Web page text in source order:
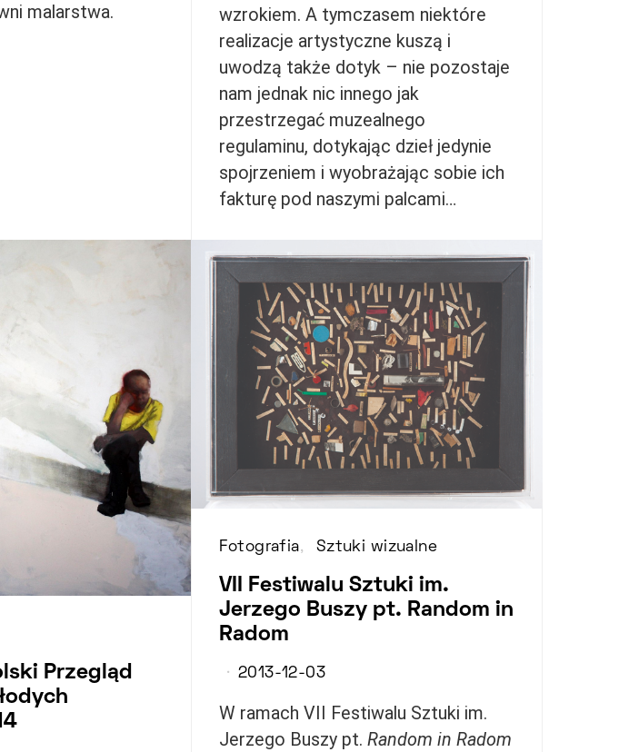
malarstwa.
wzrokiem. A tymczasem niektóre
realizacje artystyczne kuszą i
uwodzą także dotyk – nie pozostaje
nam jednak nic innego jak
przestrzegać muzealnego
regulaminu, dotykając dzieł jedynie
spojrzeniem i wyobrażając sobie ich
fakturę pod naszymi palcami…
Przegląd
Fotografia Sztuki wizualne
VII Festiwalu Sztuki im.
Jerzego Buszy pt. Random in
Radom
2013-12-03
W ramach VII Festiwalu Sztuki im.
Jerzego Buszy pt.Random in Radom